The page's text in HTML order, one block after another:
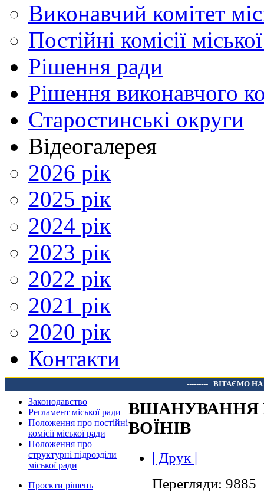
Виконавчий комітет
Постійні комісії
Рішення ради
Рішення виконавчого
Старостинські округи
Відеогалерея
2026 рік
2025 рік
2024 рік
2023 рік
2022 рік
2021 рік
2020 рік
Контакти
--------- ВІТАЄМО
Законодавство
Регламент міської ради
Положення про постійні
комісії міської ради
Положення про
структурні підрозділи
міської ради
Проєкти рішень
ВШАНУВАННЯ
ВОЇНІВ
| Друк |
Перегляди: 9885